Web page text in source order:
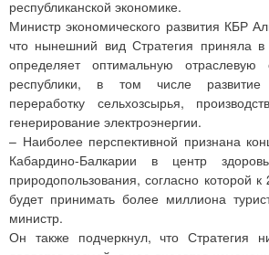
республиканской экономике.
Министр экономического развития КБР
что нынешний вид Стратегия приняла
определяет оптимальную отраслевую
республики, в том числе развитие
переработку сельхозсырья,
генерирование электроэнергии.
– Наиболее перспективной признана
Кабардино-Балкарии в центр
природопользования, согласно которой к
будет принимать более миллиона
министр.
Он также подчеркнул, что Стратегия